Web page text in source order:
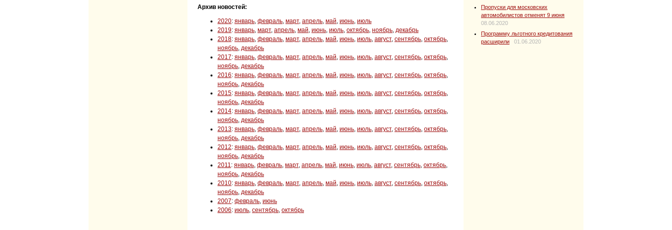
Архив новостей:
2020: январь, февраль, март, апрель, май, июнь, июль
2019: январь, март, апрель, май, июнь, июль, октябрь, ноябрь, декабрь
2018: январь, февраль, март, апрель, май, июнь, июль, август, сентябрь, октябрь,
ноябрь, декабрь
2017: январь, февраль, март, апрель, май, июнь, июль, август, сентябрь, октябрь,
ноябрь, декабрь
2016: январь, февраль, март, апрель, май, июнь, июль, август, сентябрь, октябрь,
ноябрь, декабрь
2015: январь, февраль, март, апрель, май, июнь, июль, август, сентябрь, октябрь,
ноябрь, декабрь
2014: январь, февраль, март, апрель, май, июнь, июль, август, сентябрь, октябрь,
ноябрь, декабрь
2013: январь, февраль, март, апрель, май, июнь, июль, август, сентябрь, октябрь,
ноябрь, декабрь
2012: январь, февраль, март, апрель, май, июнь, июль, август, сентябрь, октябрь,
ноябрь, декабрь
2011: январь, февраль, март, апрель, май, июнь, июль, август, сентябрь, октябрь,
ноябрь, декабрь
2010: январь, февраль, март, апрель, май, июнь, июль, август, сентябрь, октябрь,
ноябрь, декабрь
2007: февраль, июнь
2006: июль, сентябрь, октябрь
Пропуски для московских
автомобилистов отменят 9 июня
08.06.2020
Программу льготного кредитования
расширили
01.06.2020